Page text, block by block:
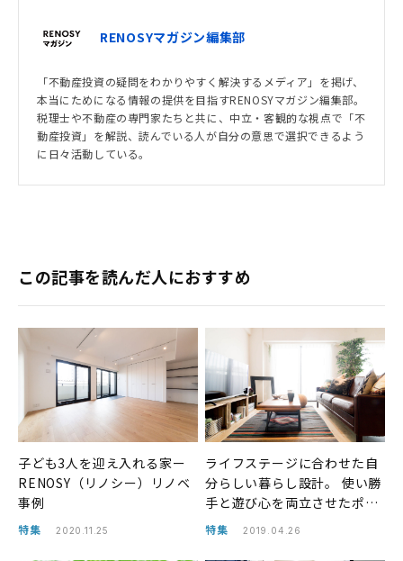
RENOSYマガジン編集部
「不動産投資の疑問をわかりやすく解決するメディア」を掲げ、
本当にためになる情報の提供を目指すRENOSYマガジン編集部。
税理士や不動産の専門家たちと共に、中立・客観的な視点で「不
動産投資」を解説、読んでいる人が自分の意思で選択できるよう
に日々活動している。
この記事を読んだ人におすすめ
​​​​​​子ども3人を迎え入れる家ー
RENOSY（リノシー）リノベ
事例
特集 2020.11.25
ライフステージに合わせた自
分らしい暮らし設計。 使い勝
手と遊び心を両立させたポッ
プな住空間。ー RENOSY（リ
特集 2019.04.26